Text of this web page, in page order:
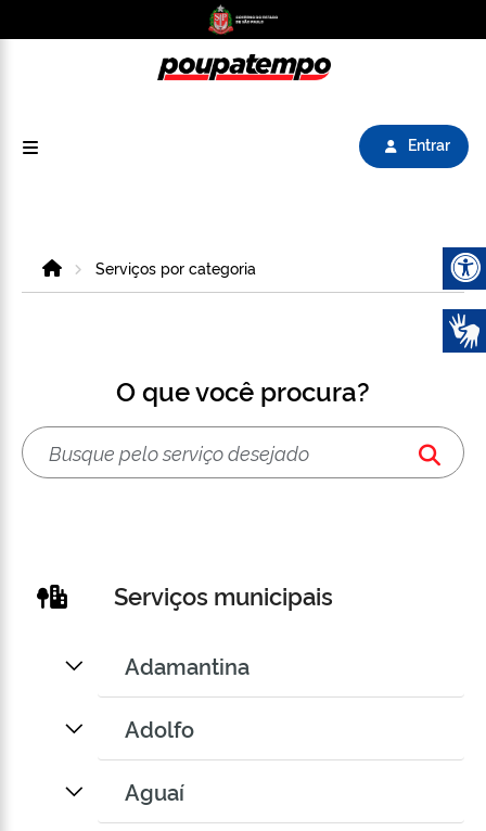
Entrar
HomeServiços por categoria
O que você procura?
Serviços municipais
Adamantina
Adolfo
Aguaí